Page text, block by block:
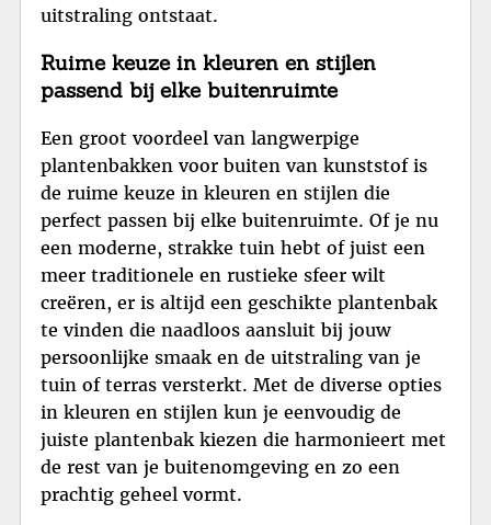
uitstraling ontstaat.
Ruime keuze in kleuren en stijlen
passend bij elke buitenruimte
Een groot voordeel van langwerpige
plantenbakken voor buiten van kunststof is
de ruime keuze in kleuren en stijlen die
perfect passen bij elke buitenruimte. Of je nu
een moderne, strakke tuin hebt of juist een
meer traditionele en rustieke sfeer wilt
creëren, er is altijd een geschikte plantenbak
te vinden die naadloos aansluit bij jouw
persoonlijke smaak en de uitstraling van je
tuin of terras versterkt. Met de diverse opties
in kleuren en stijlen kun je eenvoudig de
juiste plantenbak kiezen die harmonieert met
de rest van je buitenomgeving en zo een
prachtig geheel vormt.